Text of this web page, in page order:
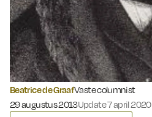
Beatrice de GraafVaste columnist
Gepubliceerd op:
29 augustus 2013Update 7 april 2020